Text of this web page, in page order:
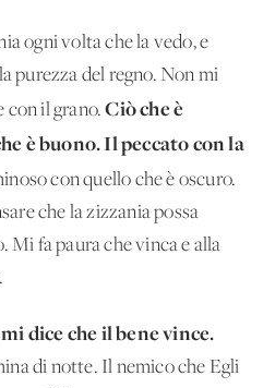
ogni volta che la vedo, e
purezza del regno. Non mi
con il grano.Ciò che è
è buono. Il peccato con la
con quello che è oscuro.
che la zizzania possa
Mi fa paura che vinca e alla
dice che il bene vince.
di notte. Il nemico che Egli